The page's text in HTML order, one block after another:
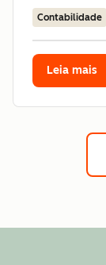
Contabilidade
Leia mais